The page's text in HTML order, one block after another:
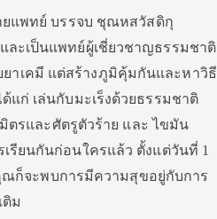
ยแพทย์ บรรจบ ชุณหสวัสดิกุ
ะเป็นแพทย์ผู้เชี่ยวชาญธรรมชาติ
าเคมี แต่สร้างภูมิคุ้มกันและหาวิธี
แก่ เล่นกับมะเร็งด้วยธรรมชาติ
ตรและศัตรูตัวร้าย และ ไขมัน
รียนกันก่อนใครแล้ว ตั้งแต่วันที่ 1
ณก็จะพบการมีความสุขอยู่กับการ
ติม